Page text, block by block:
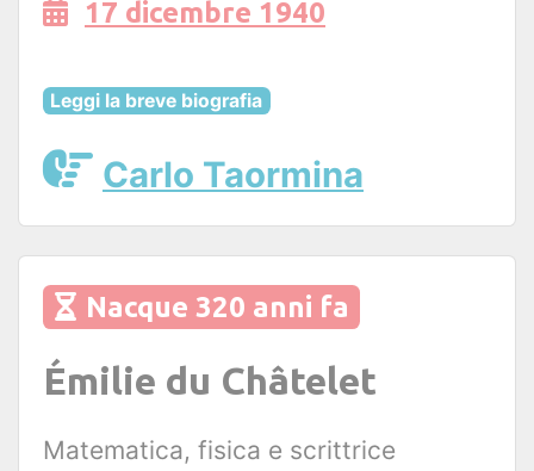
17 dicembre 1940
Leggi la breve biografia
Carlo Taormina
Nacque 320 anni fa
Émilie du Châtelet
Matematica, fisica e scrittrice